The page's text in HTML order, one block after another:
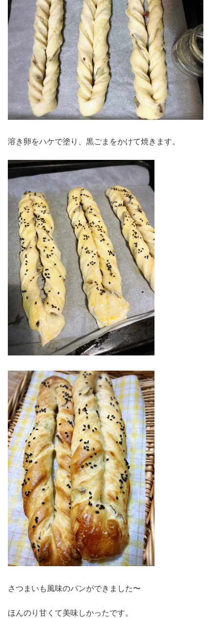
溶き卵をハケで塗り、黒ごまをかけて焼きます。
さつまいも風味のパンができました〜
ほんのり甘くて美味しかったです。